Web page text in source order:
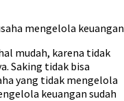
mengelola keuangan
mudah, karena tidak
Saking tidak bisa
yang tidak mengelola
keuangan sudah